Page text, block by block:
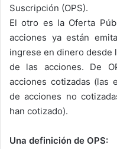
Suscripción (OPS).
El otro es la Oferta
acciones ya están
ingrese en dinero desde
de las acciones. De
acciones cotizadas (las
de acciones no
han cotizado).
Una definición de OPS: